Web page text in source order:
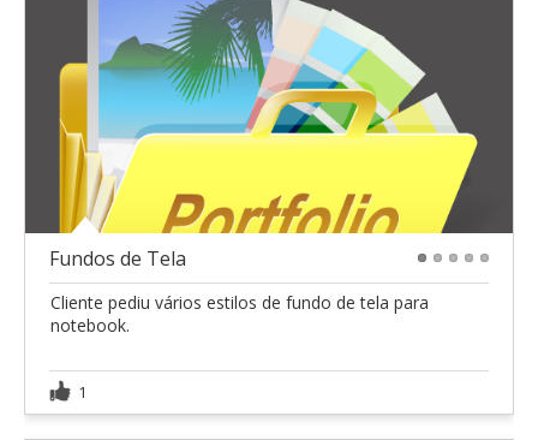
Fundos de Tela
Cliente pediu vários estilos de fundo de tela para
notebook.
1